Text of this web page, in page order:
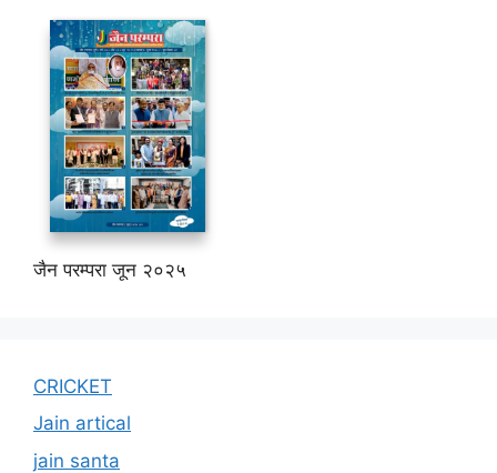
जैन परम्परा जून २०२५
CRICKET
Jain artical
jain santa